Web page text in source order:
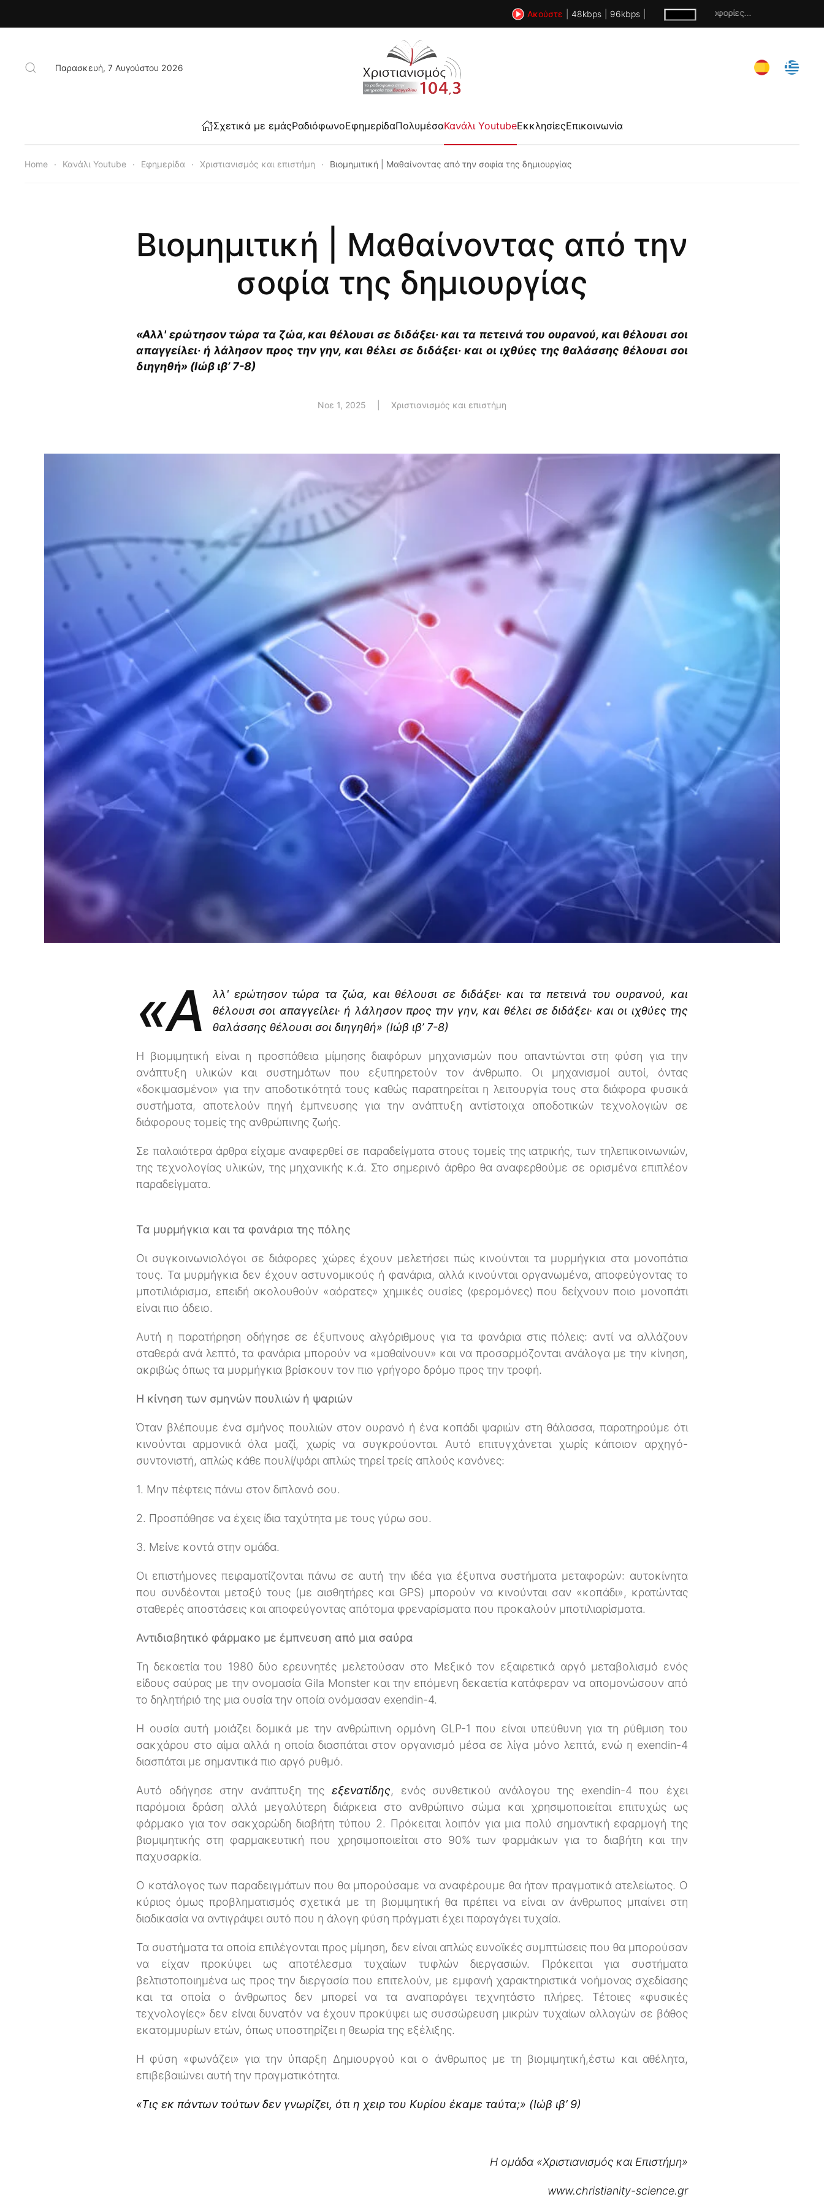
Ακούστε 48kbps 96kbpsΧωρίς πληροφορίες...
Παρασκευή, 7 Αυγούστου 2026
Σχετικά με εμάςΡαδιόφωνοΕφημερίδαΠολυμέσαΚανάλι YoutubeΕκκλησίεςΕπικοινωνία
Home Κανάλι Youtube Εφημερίδα Χριστιανισμός και επιστήμη Βιομημιτική | Μαθαίνοντας από την σοφία της δημιουργίας
Βιομημιτική | Μαθαίνοντας από την
σοφία της δημιουργίας
«Αλλ' ερώτησον τώρα τα ζώα, και θέλουσι σε διδάξει· και τα πετεινά του ουρανού, και θέλουσι σοι
απαγγείλει· ή λάλησον προς την γην, και θέλει σε διδάξει· και οι ιχθύες της θαλάσσης θέλουσι σοι
διηγηθή» (Ιώβ ιβ’ 7-8)
Νοε 1, 2025 Χριστιανισμός και επιστήμη
«Α
λλ' ερώτησον τώρα τα ζώα, και θέλουσι σε διδάξει· και τα πετεινά του ουρανού, και
θέλουσι σοι απαγγείλει· ή λάλησον προς την γην, και θέλει σε διδάξει· και οι ιχθύες της
θαλάσσης θέλουσι σοι διηγηθή» (Ιώβ ιβ’ 7-8)
Η βιομιμητική είναι η προσπάθεια μίμησης διαφόρων μηχανισμών που απαντώνται στη φύση για την
ανάπτυξη υλικών και συστημάτων που εξυπηρετούν τον άνθρωπο. Οι μηχανισμοί αυτοί, όντας
«δοκιμασμένοι» για την αποδοτικότητά τους καθώς παρατηρείται η λειτουργία τους στα διάφορα φυσικά
συστήματα, αποτελούν πηγή έμπνευσης για την ανάπτυξη αντίστοιχα αποδοτικών τεχνολογιών σε
διάφορους τομείς της ανθρώπινης ζωής.
Σε παλαιότερα άρθρα είχαμε αναφερθεί σε παραδείγματα στους τομείς της ιατρικής, των τηλεπικοινωνιών,
της τεχνολογίας υλικών, της μηχανικής κ.ά. Στο σημερινό άρθρο θα αναφερθούμε σε ορισμένα επιπλέον
παραδείγματα.
Τα μυρμήγκια και τα φανάρια της πόλης
Οι συγκοινωνιολόγοι σε διάφορες χώρες έχουν μελετήσει πώς κινούνται τα μυρμήγκια στα μονοπάτια
τους. Τα μυρμήγκια δεν έχουν αστυνομικούς ή φανάρια, αλλά κινούνται οργανωμένα, αποφεύγοντας το
μποτιλιάρισμα, επειδή ακολουθούν «αόρατες» χημικές ουσίες (φερομόνες) που δείχνουν ποιο μονοπάτι
είναι πιο άδειο.
Αυτή η παρατήρηση οδήγησε σε έξυπνους αλγόριθμους για τα φανάρια στις πόλεις: αντί να αλλάζουν
σταθερά ανά λεπτό, τα φανάρια μπορούν να «μαθαίνουν» και να προσαρμόζονται ανάλογα με την κίνηση,
ακριβώς όπως τα μυρμήγκια βρίσκουν τον πιο γρήγορο δρόμο προς την τροφή.
Η κίνηση των σμηνών πουλιών ή ψαριών
Όταν βλέπουμε ένα σμήνος πουλιών στον ουρανό ή ένα κοπάδι ψαριών στη θάλασσα, παρατηρούμε ότι
κινούνται αρμονικά όλα μαζί, χωρίς να συγκρούονται. Αυτό επιτυγχάνεται χωρίς κάποιον αρχηγό-
συντονιστή, απλώς κάθε πουλί/ψάρι απλώς τηρεί τρείς απλούς κανόνες:
1. Μην πέφτεις πάνω στον διπλανό σου.
2. Προσπάθησε να έχεις ίδια ταχύτητα με τους γύρω σου.
3. Μείνε κοντά στην ομάδα.
Οι επιστήμονες πειραματίζονται πάνω σε αυτή την ιδέα για έξυπνα συστήματα μεταφορών: αυτοκίνητα
που συνδέονται μεταξύ τους (με αισθητήρες και GPS) μπορούν να κινούνται σαν «κοπάδι», κρατώντας
σταθερές αποστάσεις και αποφεύγοντας απότομα φρεναρίσματα που προκαλούν μποτιλιαρίσματα.
Αντιδιαβητικό φάρμακο με έμπνευση από μια σαύρα
Τη δεκαετία του 1980 δύο ερευνητές μελετούσαν στο Μεξικό τον εξαιρετικά αργό μεταβολισμό ενός
είδους σαύρας με την ονομασία Gila Monster και την επόμενη δεκαετία κατάφεραν να απομονώσουν από
το δηλητήριό της μια ουσία την οποία ονόμασαν exendin-4.
Η ουσία αυτή μοιάζει δομικά με την ανθρώπινη ορμόνη GLP-1 που είναι υπεύθυνη για τη ρύθμιση του
σακχάρου στο αίμα αλλά η οποία διασπάται στον οργανισμό μέσα σε λίγα μόνο λεπτά, ενώ η exendin-4
διασπάται με σημαντικά πιο αργό ρυθμό.
Αυτό οδήγησε στην ανάπτυξη της εξενατίδης, ενός συνθετικού ανάλογου της exendin-4 που έχει
παρόμοια δράση αλλά μεγαλύτερη διάρκεια στο ανθρώπινο σώμα και χρησιμοποιείται επιτυχώς ως
φάρμακο για τον σακχαρώδη διαβήτη τύπου 2. Πρόκειται λοιπόν για μια πολύ σημαντική εφαρμογή της
βιομιμητικής στη φαρμακευτική που χρησιμοποιείται στο 90% των φαρμάκων για το διαβήτη και την
παχυσαρκία.
Ο κατάλογος των παραδειγμάτων που θα μπορούσαμε να αναφέρουμε θα ήταν πραγματικά ατελείωτος. Ο
κύριος όμως προβληματισμός σχετικά με τη βιομιμητική θα πρέπει να είναι αν άνθρωπος μπαίνει στη
διαδικασία να αντιγράψει αυτό που η άλογη φύση πράγματι έχει παραγάγει τυχαία.
Τα συστήματα τα οποία επιλέγονται προς μίμηση, δεν είναι απλώς ευνοϊκές συμπτώσεις που θα μπορούσαν
να είχαν προκύψει ως αποτέλεσμα τυχαίων τυφλών διεργασιών. Πρόκειται για συστήματα
βελτιστοποιημένα ως προς την διεργασία που επιτελούν, με εμφανή χαρακτηριστικά νοήμονας σχεδίασης
και τα οποία ο άνθρωπος δεν μπορεί να τα αναπαράγει τεχνητάστο πλήρες. Τέτοιες «φυσικές
τεχνολογίες» δεν είναι δυνατόν να έχουν προκύψει ως συσσώρευση μικρών τυχαίων αλλαγών σε βάθος
εκατομμυρίων ετών, όπως υποστηρίζει η θεωρία της εξέλιξης.
Η φύση «φωνάζει» για την ύπαρξη Δημιουργού και ο άνθρωπος με τη βιομιμητική,έστω και αθέλητα,
επιβεβαιώνει αυτή την πραγματικότητα.
«Τις εκ πάντων τούτων δεν γνωρίζει, ότι η χειρ του Κυρίου έκαμε ταύτα;» (Ιώβ ιβ’ 9)
H ομάδα «Χριστιανισμός και Επιστήμη»
www.christianity-science.gr